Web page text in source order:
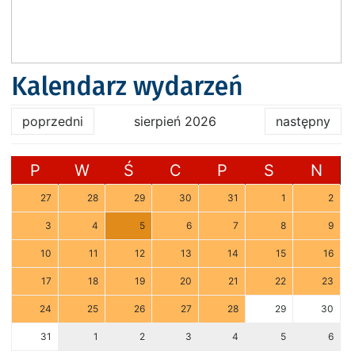
Kalendarz wydarzeń
poprzedni sierpień 2026 następny
P W Ś C P S N
27 28 29 30 31 1 2
3 4 5 6 7 8 9
10 11 12 13 14 15 16
17 18 19 20 21 22 23
24 25 26 27 28 29 30
31 1 2 3 4 5 6